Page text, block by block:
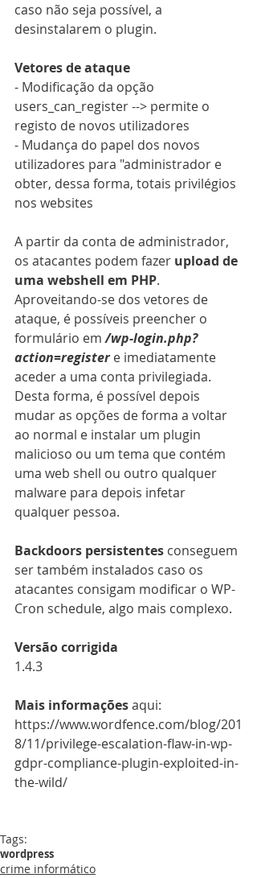
caso não seja possível, a
desinstalarem o plugin.
Vetores de ataque
- Modificação da opção
users_can_register --> permite o
registo de novos utilizadores
- Mudança do papel dos novos
utilizadores para "administrador e
obter, dessa forma, totais privilégios
nos websites
A partir da conta de administrador,
os atacantes podem fazer upload de
uma webshell em PHP.
Aproveitando-se dos vetores de
ataque, é possíveis preencher o
formulário em /wp-login.php?
action=register e imediatamente
aceder a uma conta privilegiada.
Desta forma, é possível depois
mudar as opções de forma a voltar
ao normal e instalar um plugin
malicioso ou um tema que contém
uma web shell ou outro qualquer
malware para depois infetar
qualquer pessoa.
Backdoors persistentes conseguem
ser também instalados caso os
atacantes consigam modificar o WP-
Cron schedule, algo mais complexo.
Versão corrigida
1.4.3
Mais informações aqui:
https://www.wordfence.com/blog/201
8/11/privilege-escalation-flaw-in-wp-
gdpr-compliance-plugin-exploited-in-
the-wild/
Tags:
wordpress
crime informático